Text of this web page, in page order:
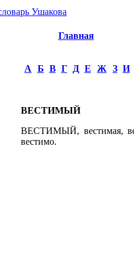
Главная
А Б В Г Д Е Ж З И
ВЕСТИМЫЙ
ВЕСТИМЫЙ, вестимая,
вестимо.